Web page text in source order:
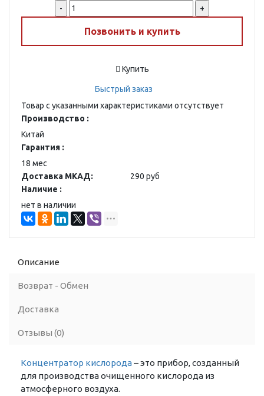
-
+
Позвонить и купить
Купить
Быстрый заказ
Товар с указанными характеристиками отсутствует
Производство :
Китай
Гарантия :
18 мес
Доставка МКАД:
290 руб
Наличие :
нет в наличии
Описание
Возврат - Обмен
Доставка
Отзывы (0)
Концентратор кислорода– это прибор, созданный
для производства очищенного кислорода из
атмосферного воздуха.